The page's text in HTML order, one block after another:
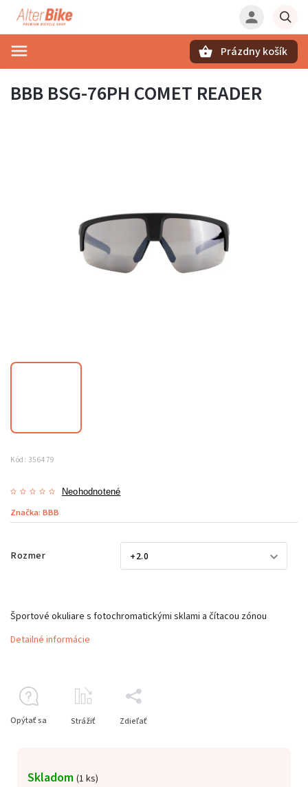
Prázdny košík
BBB BSG-76PH COMET READER
Kód: 356479
Neohodnotené
Značka: BBB
Rozmer
Skladom (1 ks)
Športové okuliare s fotochromatickými sklami a čítacou zónou
Detailné informácie
Opýtať sa Strážiť Zdieľať